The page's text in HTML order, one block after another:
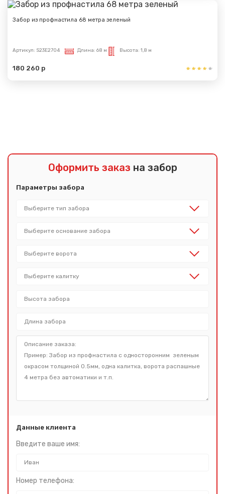
Забор из профнастила 68 метра зеленый
Артикул: S23E2704 Длина: 68 м Высота: 1,8 м
180 260 р
Оформить заказ на забор
Параметры забора
Данные клиента
Введите ваше имя:
Номер телефона: